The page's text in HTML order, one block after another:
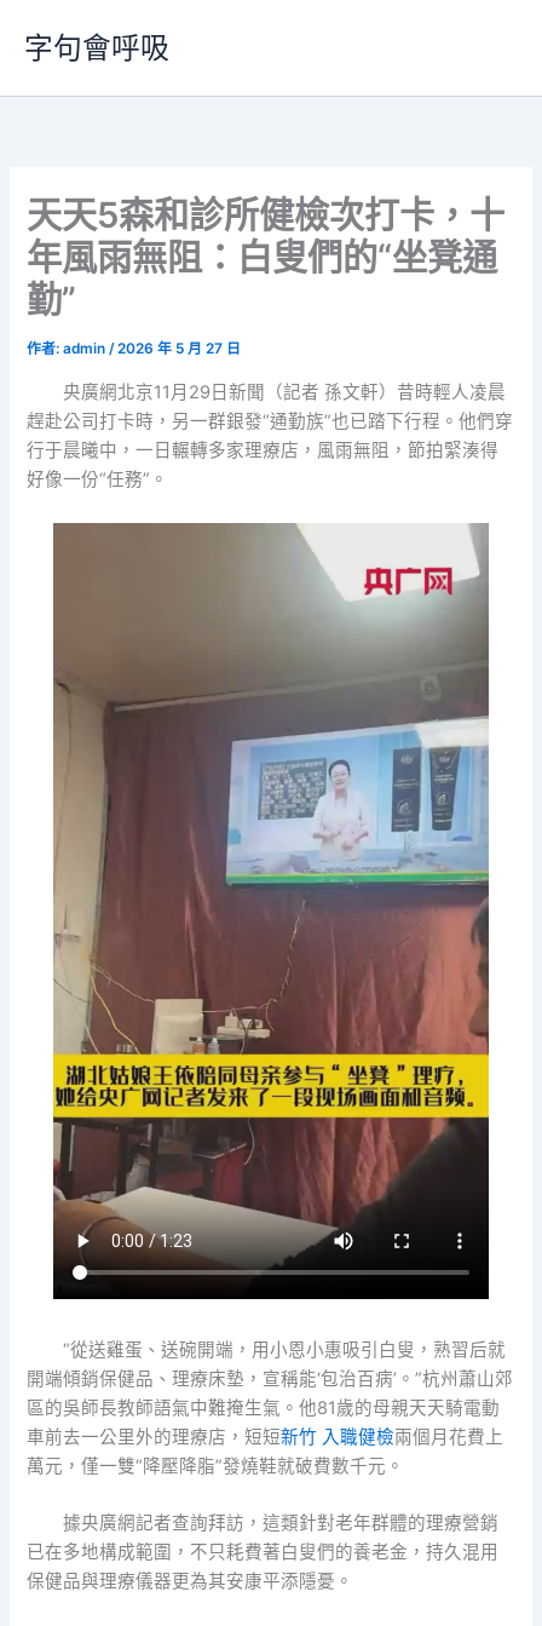
要
字句會呼吸
天天5森和診所健檢次打卡，十
年風雨無阻：白叟們的“坐凳通
勤”
作者:admin/2026 年 5 月 27 日
央廣網北京11月29日新聞（記者 孫文軒）昔時輕人凌晨
趕赴公司打卡時，另一群銀發“通勤族”也已踏下行程。他們穿
行于晨曦中，一日輾轉多家理療店，風雨無阻，節拍緊湊得
好像一份“任務”。
“從送雞蛋、送碗開端，用小恩小惠吸引白叟，熟習后就
開端傾銷保健品、理療床墊，宣稱能‘包治百病’。”杭州蕭山郊
區的吳師長教師語氣中難掩生氣。他81歲的母親天天騎電動
車前去一公里外的理療店，短短新竹 入職健檢兩個月花費上
萬元，僅一雙“降壓降脂”發燒鞋就破費數千元。
據央廣網記者查詢拜訪，這類針對老年群體的理療營銷
已在多地構成範圍，不只耗費著白叟們的養老金，持久混用
保健品與理療儀器更為其安康平添隱憂。